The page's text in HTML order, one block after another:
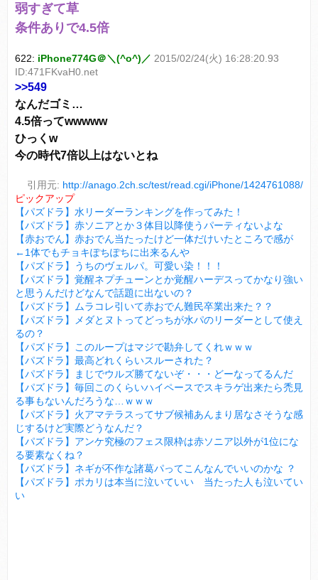
弱すぎて草
条件ありで4.5倍
622: iPhone774G＠＼(^o^)／ 2015/02/24(火) 16:28:20.93
ID:471FKvaH0.net
>>549
なんだゴミ…
4.5倍ってwwwww
ひっくw
今の時代7倍以上はないとね
引用元: http://anago.2ch.sc/test/read.cgi/iPhone/1424761088/
ピックアップ
【パズドラ】水リーダーランキングを作ってみた！
【パズドラ】赤ソニアとか３体目以降使うパーティないよな
【赤おでん】赤おでん当たったけど一体だけいたところで感が
←1体でもチョキぽちぽちに出来るんや
【パズドラ】うちのヴェルパ。可愛い染！！！
【パズドラ】覚醒ネプチューンとか覚醒ハーデスってかなり強い
と思うんだけどなんで話題に出ないの？
【パズドラ】ムラコレ引いて赤おでん難民卒業出来た？？
【パズドラ】メダとヌトってどっちが水パのリーダーとして使え
るの？
【パズドラ】このループはマジで勘弁してくれｗｗｗ
【パズドラ】最高どれくらいスルーされた？
【パズドラ】まじでウルズ勝てないぞ・・・どーなってるんだ
【パズドラ】毎回このくらいハイペースでスキラゲ出来たら禿見
る事もないんだろうな…ｗｗｗ
【パズドラ】火アマテラスってサブ候補あんまり居なさそうな感
じするけど実際どうなんだ？
【パズドラ】アンケ究極のフェス限枠は赤ソニア以外が1位にな
る要素なくね？
【パズドラ】ネギが不作な諸葛パってこんなんでいいのかな ？
【パズドラ】ポカリは本当に泣いていい 当たった人も泣いてい
い